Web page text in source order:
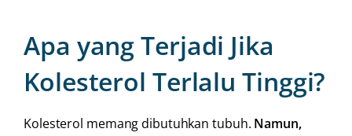
Apa yang Terjadi Jika
Kolesterol Terlalu Tinggi?
Kolesterol memang dibutuhkan tubuh. Namun,